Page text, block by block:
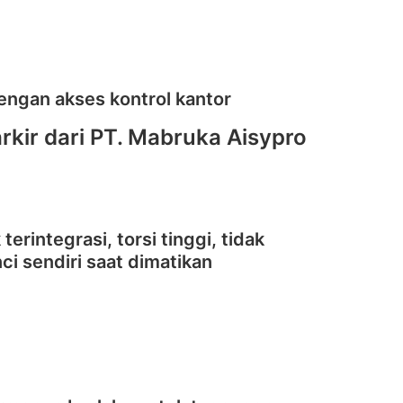
akses kontrol kantor
dari PT. Mabruka Aisypro
terintegrasi, torsi tinggi, tidak
sendiri saat dimatikan